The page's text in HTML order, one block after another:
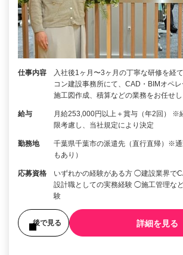
仕事内容
入社後1ヶ月〜3ヶ月の丁寧な研修を経
コン建設事務所にて、CAD・BIMオペレ
施工図作成、積算などの業務をお任せ
給与
月給253,000円以上＋賞与（年2回） ※
限考慮し、当社規定により決定
勤務地
千葉県千葉市の派遣先（直行直帰）※
もあり）
応募資格
いずれかの経験がある方 ◯建設業界で
設計職としての実務経験 ◯施工管理な
験
後で見る 詳細を見る